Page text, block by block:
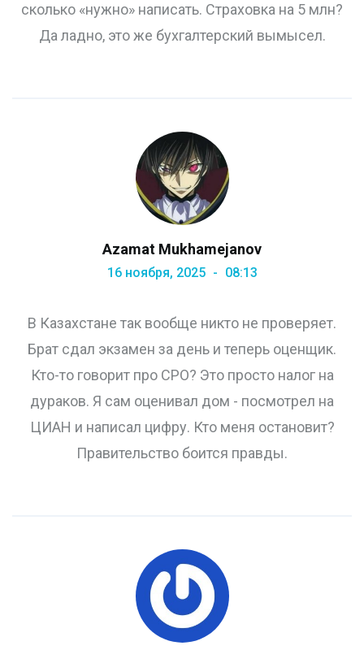
сколько «нужно» написать. Страховка на 5 млн?
Да ладно, это же бухгалтерский вымысел.
Azamat Mukhamejanov
16 ноября, 2025 08:13
В Казахстане так вообще никто не проверяет.
Брат сдал экзамен за день и теперь оценщик.
Кто-то говорит про СРО? Это просто налог на
дураков. Я сам оценивал дом - посмотрел на
ЦИАН и написал цифру. Кто меня остановит?
Правительство боится правды.